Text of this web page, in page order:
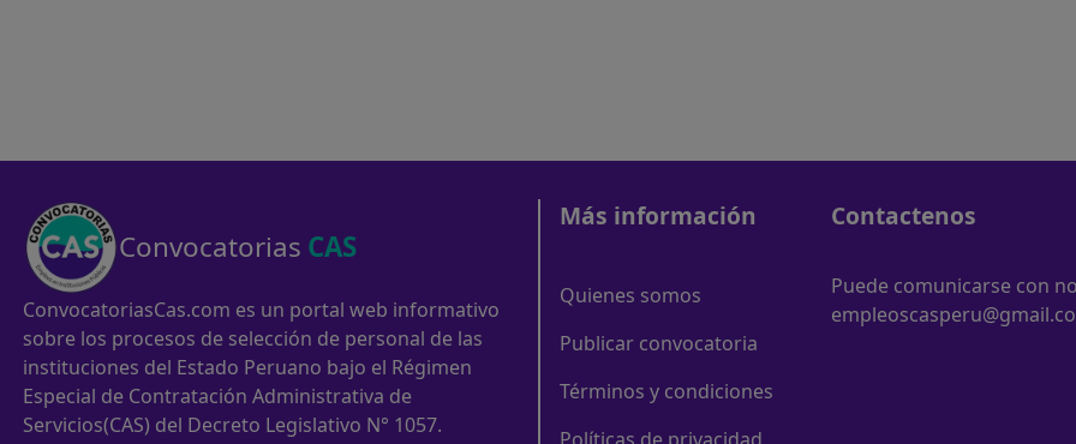
Convocatorias CAS
ConvocatoriasCas.com es un portal web informativo
sobre los procesos de selección de personal de las
instituciones del Estado Peruano bajo el Régimen
Especial de Contratación Administrativa de
Servicios(CAS) del Decreto Legislativo N° 1057.
Más información
Quienes somos
Publicar convocatoria
Términos y condiciones
Contactenos
Puede comunicarse con